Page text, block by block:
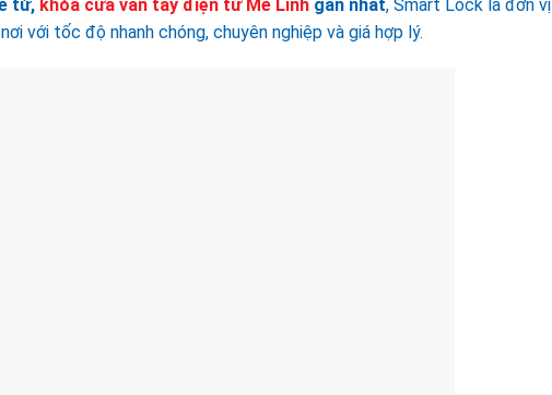
từ, khóa cửa vân tay điện tử Mê Linh gần nhất, Smart Lock là đơn vị
với tốc độ nhanh chóng, chuyên nghiệp và giá hợp lý.